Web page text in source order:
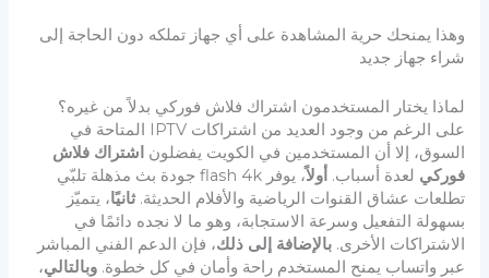
وهذا يمنحك حرية المشاهدة على أي جهاز تملكه دون الحاجة إلى
شراء جهاز جديد
لماذا يختار المستخدمون اشتراك فلاش فوركي بدلاً من غيره؟
على الرغم من وجود العديد من اشتراكات IPTV المتاحة في
السوق، إلا أن المستخدمين في الكويت يفضلون اشتراك فلاش
فوركي لعدة أسباب. أولاً
، يوفر flash 4k جودة بث مذهلة تلبّي
تطلعات عشاق القنوات الرياضية والأفلام الحديثة.ثانيًا، يتميّز
بسهولة التفعيل وسرعة الاستجابة، وهو ما لا نجده دائمًا في
الاشتراكات الأخرى.بالإضافة إلى ذلك، فإن الدعم الفني المباشر
عبر واتساب يمنح المستخدم راحة وأمان في كل خطوة.وبالتالي،